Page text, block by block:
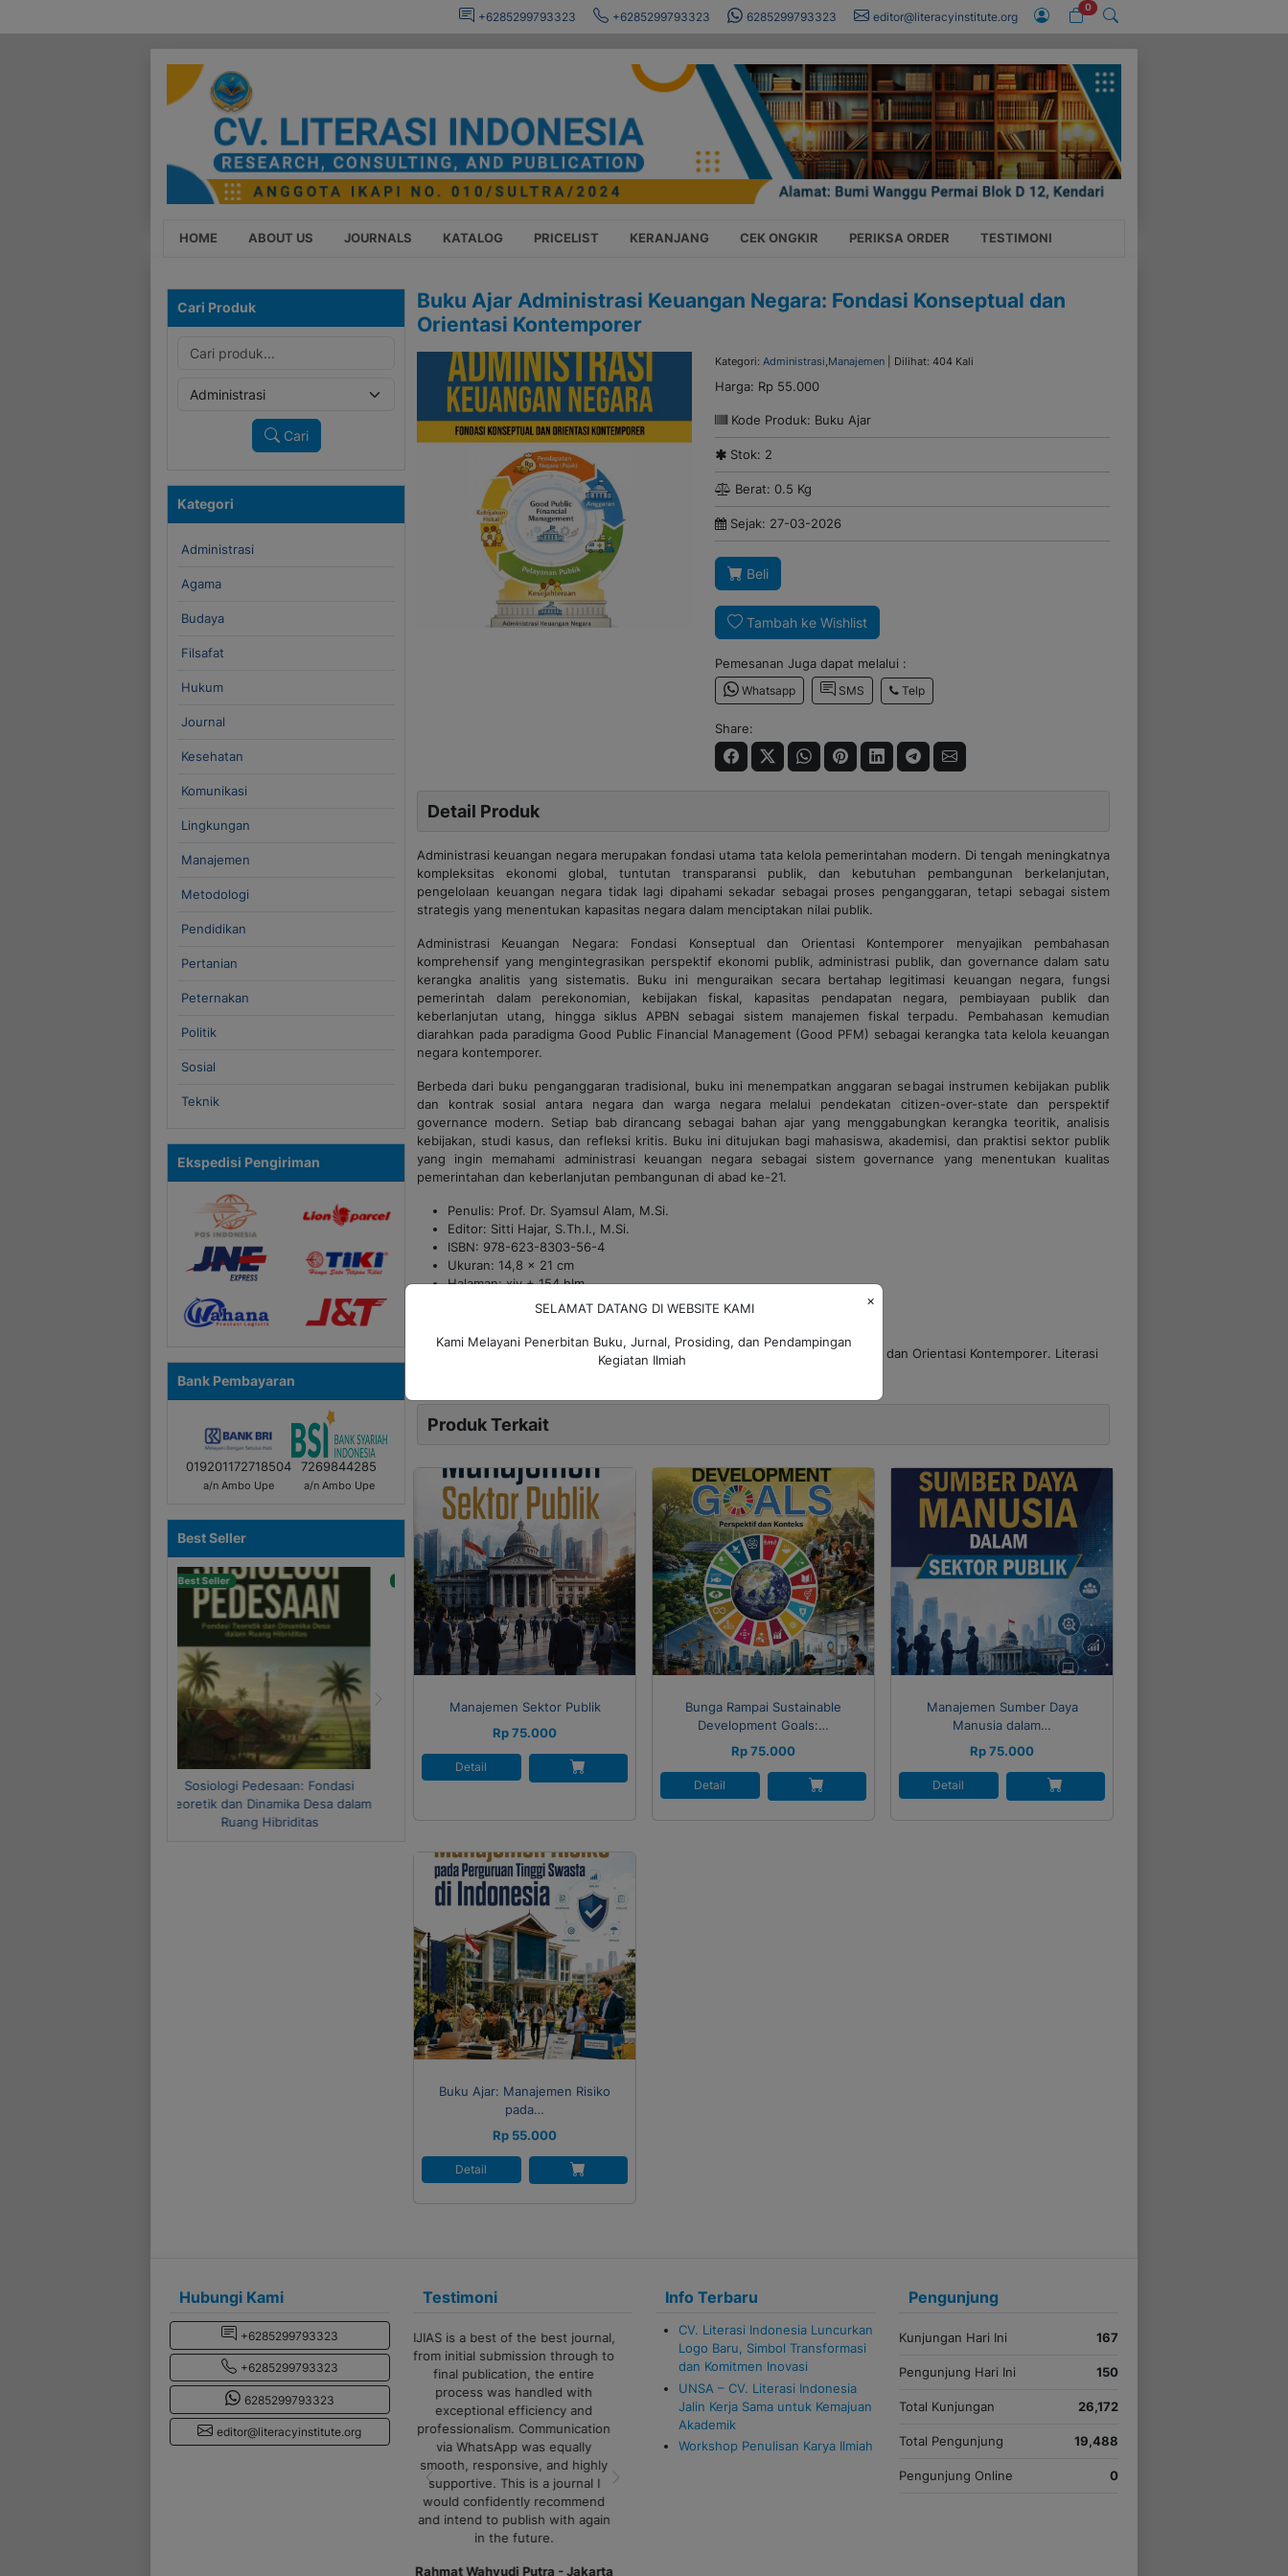
+6285299793323 +6285299793323 6285299793323 editor@literacyinstitute.org
0
HOME ABOUT US JOURNALS KATALOG PRICELIST KERANJANG CEK ONGKIR PERIKSA ORDER TESTIMONI
Buku Ajar Administrasi Keuangan Negara: Fondasi Konseptual dan
Orientasi Kontemporer
Kategori:Administrasi,Manajemen | Dilihat: 404 Kali
Harga: Rp 55.000
Kode Produk: Buku Ajar
Stok: 2
Berat: 0.5 Kg
Sejak: 27-03-2026
Beli
Tambah ke Wishlist
Pemesanan Juga dapat melalui :
Whatsapp SMS Telp
Share:
Detail Produk
Administrasi keuangan negara merupakan fondasi utama tata kelola pemerintahan modern. Di tengah meningkatnya
kompleksitas ekonomi global, tuntutan transparansi publik, dan kebutuhan pembangunan berkelanjutan,
pengelolaan keuangan negara tidak lagi dipahami sekadar sebagai proses penganggaran, tetapi sebagai sistem
strategis yang menentukan kapasitas negara dalam menciptakan nilai publik.
Administrasi Keuangan Negara: Fondasi Konseptual dan Orientasi Kontemporer menyajikan pembahasan
komprehensif yang mengintegrasikan perspektif ekonomi publik, administrasi publik, dan governance dalam satu
kerangka analitis yang sistematis. Buku ini menguraikan secara bertahap legitimasi keuangan negara, fungsi
pemerintah dalam perekonomian, kebijakan fiskal, kapasitas pendapatan negara, pembiayaan publik dan
keberlanjutan utang, hingga siklus APBN sebagai sistem manajemen fiskal terpadu. Pembahasan kemudian
diarahkan pada paradigma Good Public Financial Management (Good PFM) sebagai kerangka tata kelola keuangan
negara kontemporer.
Berbeda dari buku penganggaran tradisional, buku ini menempatkan anggaran sebagai instrumen kebijakan publik
dan kontrak sosial antara negara dan warga negara melalui pendekatan citizen-over-state dan perspektif
governance modern. Setiap bab dirancang sebagai bahan ajar yang menggabungkan kerangka teoritik, analisis
kebijakan, studi kasus, dan refleksi kritis. Buku ini ditujukan bagi mahasiswa, akademisi, dan praktisi sektor publik
yang ingin memahami administrasi keuangan negara sebagai sistem governance yang menentukan kualitas
pemerintahan dan keberlanjutan pembangunan di abad ke-21.
Penulis: Prof. Dr. Syamsul Alam, M.Si.
Editor: Sitti Hajar, S.Th.I., M.Si.
ISBN: 978-623-8303-56-4
Ukuran: 14,8 x 21 cm
Halaman: xiv + 154 hlm
Cetakan Pertama: 26 Maret 2026
Sitasi:
Alam, S. (2026).
Buku Ajar Administrasi Keuangan Negara: Fondasi Konseptual dan Orientasi Kontemporer. Literasi
Produk Terkait
Manajemen Sektor Publik
Rp 75.000
Detail
Bunga Rampai Sustainable
Development Goals:…
Rp 75.000
Detail
Manajemen Sumber Daya
Manusia dalam…
Rp 75.000
Detail
Buku Ajar: Manajemen Risiko
pada…
Rp 55.000
Detail
Cari Produk
Cari
Kategori
Administrasi
Agama
Budaya
Filsafat
Hukum
Journal
Kesehatan
Komunikasi
Lingkungan
Manajemen
Metodologi
Pendidikan
Pertanian
Peternakan
Politik
Sosial
Teknik
Ekspedisi Pengiriman
Bank Pembayaran
019201172718504
a/n Ambo Upe
7269844285
a/n Ambo Upe
Best Seller
Best Seller
Metode Riset Kuantitatif dan
Kualitatif
Previous Next
Hubungi Kami
+6285299793323
+6285299793323
6285299793323
editor@literacyinstitute.org
Testimoni
Terima kasih banyak untuk admin
CV Literasi Indonesia!
Pelayanannya cepat, responsif,
dan sangat membantu sekali.
Proses komunikasi juga lancar,
sangat ramah serta semua
pertanyaan dijawab dengan jelas.
Sukses selalu untuk tim Literasi
Indonesia!
Alfi Khoiriyyah - Lampung
Previous
Info Terbaru
CV. Literasi Indonesia Luncurkan
Logo Baru, Simbol Transformasi
dan Komitmen Inovasi
UNSA – CV. Literasi Indonesia
Jalin Kerja Sama untuk Kemajuan
Akademik
Workshop Penulisan Karya Ilmiah
Pengunjung
Kunjungan Hari Ini 167
Pengunjung Hari Ini 150
Total Kunjungan 26,172
Total Pengunjung 19,488
Pengunjung Online 0
×
SELAMAT DATANG DI WEBSITE KAMI
Kami Melayani Penerbitan Buku, Jurnal, Prosiding, dan Pendampingan
Kegiatan Ilmiah